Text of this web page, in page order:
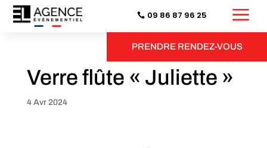
09 86 87 96 25 a
PRENDRE RENDEZ-VOUS
Verre flûte « Juliette »
4 Avr 2024